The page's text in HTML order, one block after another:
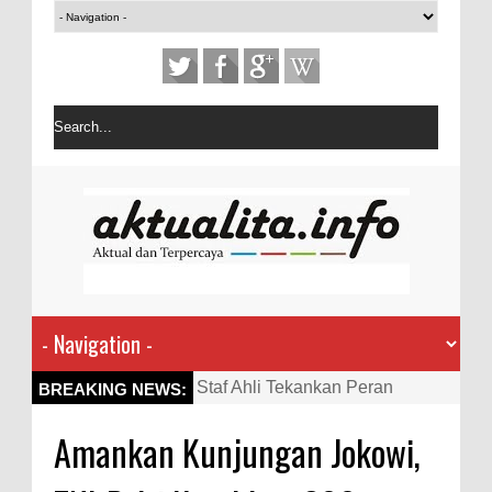
BREAKING NEWS:
Staf Ahli Tekankan Peran
Ekonomi Keluarga pada
Amankan Kunjungan Jokowi,